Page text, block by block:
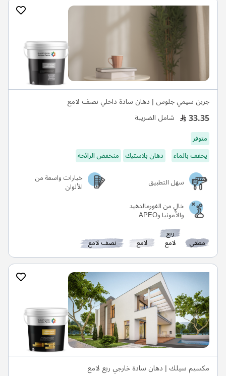
جرين سيمي جلوس | دهان سادة داخلي نصف لامع
33.35 شامل الضريبة
متوفر
يخفف بالماء
دهان بلاستيك منخفض الرائحة
سهل التطبيق
خيارات واسعة من
الألوان
خالٍ من الفورمالدهيد
والأمونيا وAPEO
مطفي
ربع
لامع لامع نصف لامع
مكسيم سيلك | دهان سادة خارجي ربع لامع